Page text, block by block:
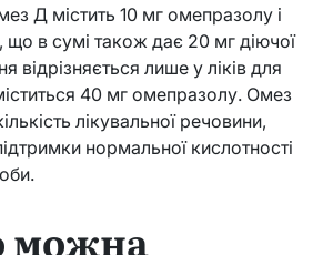
Д містить 10 мг омепразолу і
в сумі також дає 20 мг діючої
відрізняється лише у ліків для
40 мг омепразолу. Омез
лікувальної речовини,
нормальної кислотності
можна